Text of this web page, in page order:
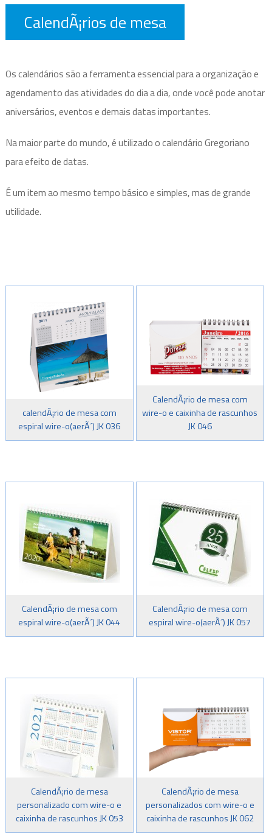
CalendÃ¡rios de mesa
Os calendários são a ferramenta essencial para a organização e
agendamento das atividades do dia a dia, onde você pode anotar
aniversários, eventos e demais datas importantes.
Na maior parte do mundo, é utilizado o calendário Gregoriano
para efeito de datas.
É um item ao mesmo tempo básico e simples, mas de grande
utilidade.
calendÃ¡rio de mesa com
espiral wire-o(aerÃ´) JK 036
CalendÃ¡rio de mesa com
wire-o e caixinha de rascunhos
JK 046
CalendÃ¡rio de mesa com
espiral wire-o(aerÃ´) JK 044
CalendÃ¡rio de mesa com
espiral wire-o(aerÃ´) JK 057
CalendÃ¡rio de mesa
personalizado com wire-o e
caixinha de rascunhos JK 053
CalendÃ¡rio de mesa
personalizados com wire-o e
caixinha de rascunhos JK 062